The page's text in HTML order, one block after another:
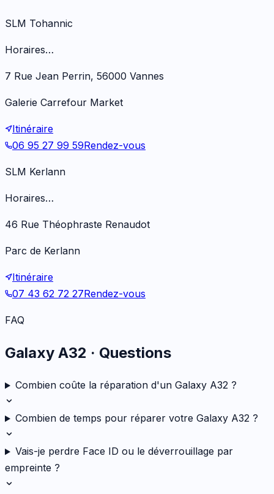
SLM Tohannic
Horaires…
7 Rue Jean Perrin, 56000 Vannes
Galerie Carrefour Market
Itinéraire
06 95 27 99 59Rendez-vous
SLM Kerlann
Horaires…
46 Rue Théophraste Renaudot
Parc de Kerlann
Itinéraire
07 43 62 72 27Rendez-vous
FAQ
Galaxy A32 · Questions
Combien coûte la réparation d'un Galaxy A32 ?
Combien de temps pour réparer votre Galaxy A32 ?
Vais-je perdre Face ID ou le déverrouillage par
empreinte ?